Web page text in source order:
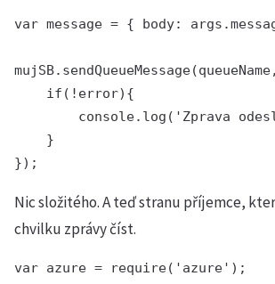
var message = { body:
    if(!error){
console.log('Zprava
    }
});
Nic složitého. A teď stranu příjemce,
chvilku zprávy číst.
var azure = require('azure');